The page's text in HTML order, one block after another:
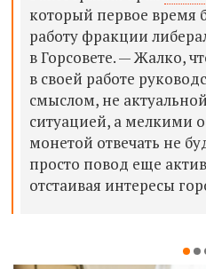
который первое время
работу фракции
в Горсовете. — Жалко,
в своей работе
смыслом, не
ситуацией, а мелкими
монетой отвечать не
просто повод еще
отстаивая интересы